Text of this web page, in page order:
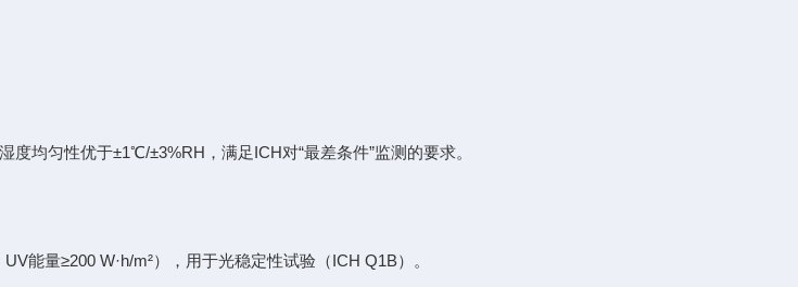
均匀性优于±1℃/±3%RH，满足ICH对“最差条件”监测的要求。
能量≥200 W·h/m²），用于光稳定性试验（ICH Q1B）。